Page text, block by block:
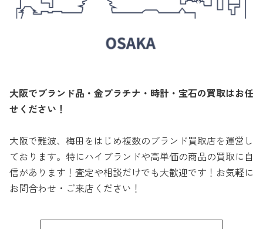
大阪でブランド品・金プラチナ・時計・宝石の買取はお任
せください！
大阪で難波、梅田をはじめ複数のブランド買取店を運営し
ております。特にハイブランドや高単価の商品の買取に自
信があります！査定や相談だけでも大歓迎です！お気軽に
お問合わせ・ご来店ください！